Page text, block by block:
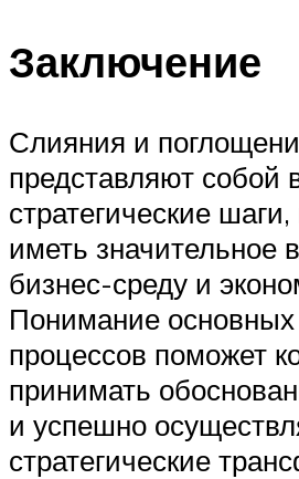
Заключение
Слияния и
представляют собой
стратегические
иметь значительное
бизнес-среду и
Понимание основных
процессов поможет
принимать
и успешно
стратегические